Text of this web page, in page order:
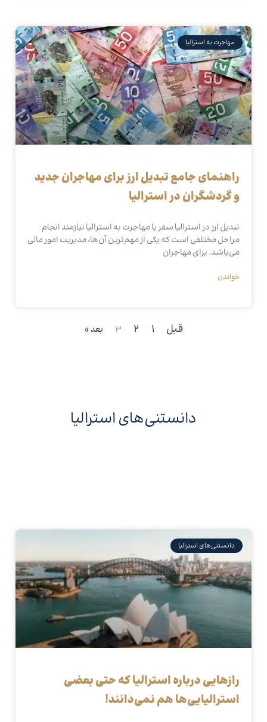
مهاجرت به استرالیا
راهنمای جامع تبدیل ارز برای مهاجران جدید
و گردشگران در استرالیا
تبدیل ارز در استرالیا سفر یا مهاجرت به استرالیا نیازمند انجام
مراحل مختلفی است که یکی از مهم‌ترین آن‌ها، مدیریت امور مالی
می‌باشد. برای مهاجران
خواندن
قبل 1
2
3 بعد »
دانستنی‌های استرالیا
دانستنی‌های استرالیا
رازهایی درباره استرالیا که حتی بعضی
استرالیایی‌ها هم نمی‌دانند!